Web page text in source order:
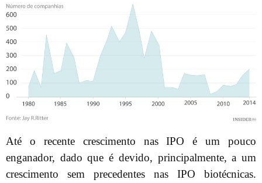
Até o recente crescimento nas IPO é um pouco
enganador, dado que é devido, principalmente, a um
crescimento sem precedentes nas IPO biotécnicas.